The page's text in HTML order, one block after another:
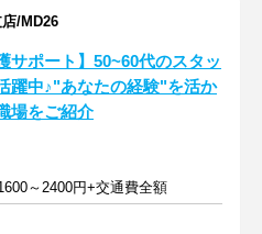
/MD26
サポート】50~60代のスタッ
躍中♪"あなたの経験"を活か
場をご紹介
～2400円+交通費全額